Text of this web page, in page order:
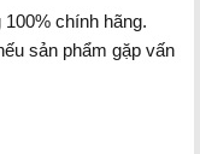
chính hãng.
sản phẩm gặp vấn